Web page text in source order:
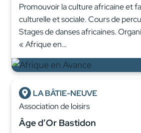
Promouvoir la culture africaine et
culturelle et sociale. Cours de
Stages de danses africaines.
« Afrique en…
LA BÂTIE-NEUVE
Association de loisirs
Âge d’Or Bastidon